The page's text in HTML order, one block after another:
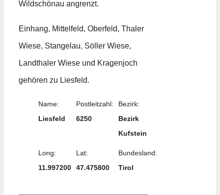
Wildschönau angrenzt.
Einhang, Mittelfeld, Oberfeld, Thaler
Wiese, Stangelau, Söller Wiese,
Landthaler Wiese und Kragenjoch
gehören zu Liesfeld.
Name:
Liesfeld
Postleitzahl:
6250
Bezirk:
Bezirk
Kufstein
Long:
11.997200
Lat:
47.475800
Bundesland:
Tirol